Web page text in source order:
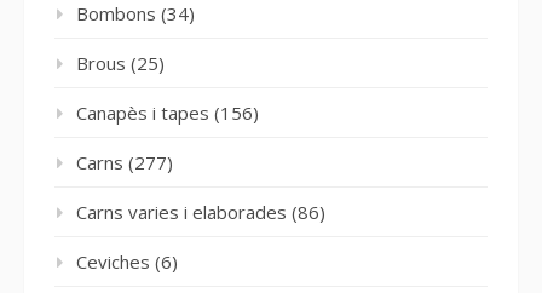
Bombons (34)
Brous (25)
Canapès i tapes (156)
Carns (277)
Carns varies i elaborades (86)
Ceviches (6)